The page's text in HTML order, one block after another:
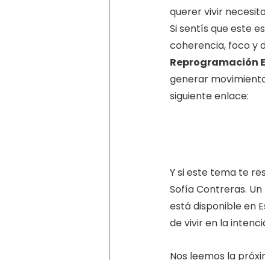
querer vivir
Si sentís que este
coherencia, foco y
Reprogramación
generar
siguiente enlace:
Y si este tema te
Sofía Contreras.
está disponible en
de vivir en la
Nos leemos la